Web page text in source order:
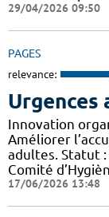
29/04/2026 09:50
PAGES
relevance:
Urgences
Innovation
Améliorer
adultes. Statut
Comité
17/06/2026 13:48